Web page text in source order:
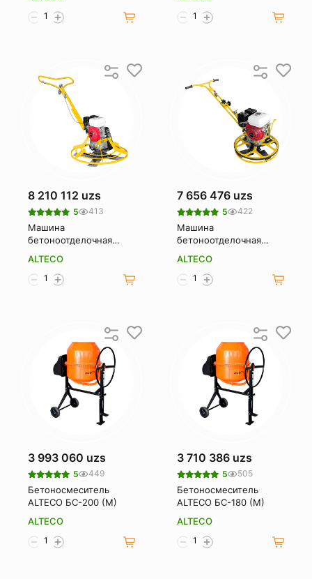
8 210 112 uzs
5 413
Машина
бетоноотделочная
ALTECO
7 656 476 uzs
5 422
Машина
бетоноотделочная
ALTECO
3 993 060 uzs
5 449
Бетоносмеситель
ALTECO БС-200 (М)
ALTECO
3 710 386 uzs
5 505
Бетоносмеситель
ALTECO БС-180 (М)
ALTECO